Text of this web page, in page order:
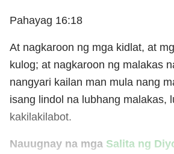
Pahayag 16:18
At nagkaroon ng mga kidlat, at
kulog; at nagkaroon ng malakas
nangyari kailan man mula nang
isang lindol na lubhang malakas,
kakilakilabot.
Nauugnay na mga Salita ng